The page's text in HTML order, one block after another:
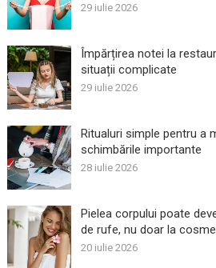
29 iulie 2026
Împărțirea notei la
situații complicate
29 iulie 2026
Ritualuri simple pentru a
schimbările importante
28 iulie 2026
Pielea corpului poate
de rufe, nu doar la
20 iulie 2026